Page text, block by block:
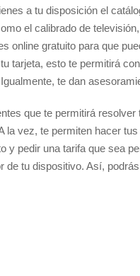
a tu disposición el
el calibrado de
online gratuito para que
tarjeta, esto te permitirá
te dan
que te permitirá
la vez, te permiten hacer
y pedir una tarifa que sea
de tu dispositivo. Así,